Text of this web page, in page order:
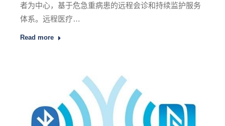
者为中心，基于危急重病患的远程会诊和持续监护服务
体系。远程医疗…
Read more